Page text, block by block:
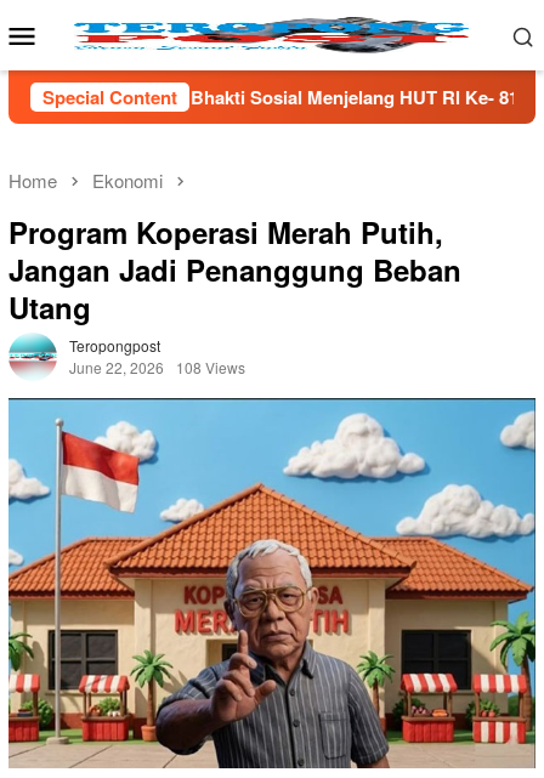
to
Mobile
Menu
Special Content
Menjelang HUT Rl Ke- 81 Di Lampung Selatan
Home Ekonomi
Program Koperasi Merah Putih,
Jangan Jadi Penanggung Beban
Utang
Teropongpost
June 22, 2026
108 Views